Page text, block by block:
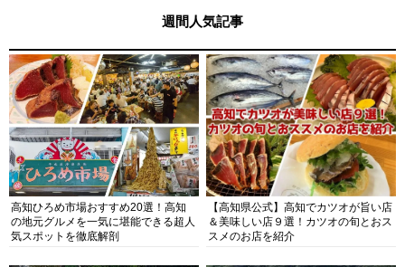
週間人気記事
高知ひろめ市場おすすめ20選！高知
の地元グルメを一気に堪能できる超人
気スポットを徹底解剖
【高知県公式】高知でカツオが旨い店
＆美味しい店９選！カツオの旬とおス
スメのお店を紹介